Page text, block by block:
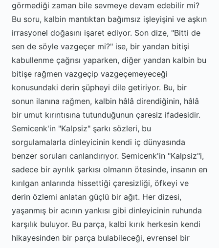
görmediği zaman bile sevmeye devam edebilir mi?
Bu soru, kalbin mantıktan bağımsız işleyişini ve aşkın
irrasyonel doğasını işaret ediyor. Son dize, "Bitti de
sen de söyle vazgeçer mi?" ise, bir yandan bitişi
kabullenme çağrısı yaparken, diğer yandan kalbin bu
bitişe rağmen vazgeçip vazgeçemeyeceği
konusundaki derin şüpheyi dile getiriyor. Bu, bir
sonun ilanına rağmen, kalbin hâlâ direndiğinin, hâlâ
bir umut kırıntısına tutunduğunun çaresiz ifadesidir.
Semicenk'in "Kalpsiz" şarkı sözleri, bu
sorgulamalarla dinleyicinin kendi iç dünyasında
benzer soruları canlandırıyor. Semicenk'in "Kalpsiz"i,
sadece bir ayrılık şarkısı olmanın ötesinde, insanın en
kırılgan anlarında hissettiği çaresizliği, öfkeyi ve
derin özlemi anlatan güçlü bir ağıt. Her dizesi,
yaşanmış bir acının yankısı gibi dinleyicinin ruhunda
karşılık buluyor. Bu parça, kalbi kırık herkesin kendi
hikayesinden bir parça bulabileceği, evrensel bir